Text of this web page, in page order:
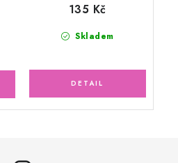
Skladem
135 Kč